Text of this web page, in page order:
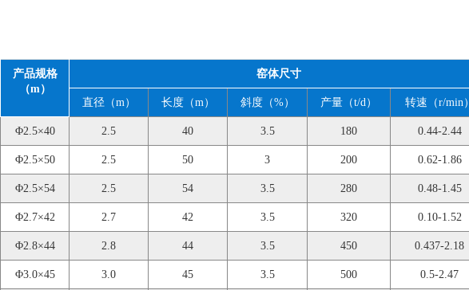
产品规格
（m）
窑体尺寸
直径（m） 长度（m） 斜度（%） 产量（t/d） 转速（r/min）
Φ2.5×40 2.5 40 3.5 180 0.44-2.44
Φ2.5×50 2.5 50 3 200 0.62-1.86
Φ2.5×54 2.5 54 3.5 280 0.48-1.45
Φ2.7×42 2.7 42 3.5 320 0.10-1.52
Φ2.8×44 2.8 44 3.5 450 0.437-2.18
Φ3.0×45 3.0 45 3.5 500 0.5-2.47